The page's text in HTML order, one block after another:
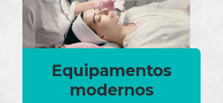
Equipamentos
modernos